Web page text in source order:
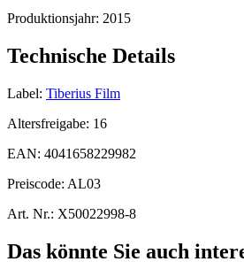
Produktionsjahr: 2015
Technische Details
Label: Tiberius Film
Altersfreigabe: 16
EAN: 4041658229982
Preiscode: AL03
Art. Nr.: X50022998-8
Das könnte Sie auch